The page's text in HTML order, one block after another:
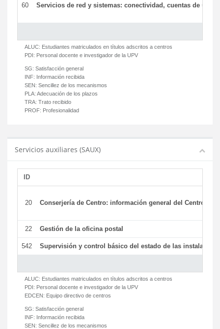
60 Servicios de red y sistemas: conectividad, cuentas de
ALUC: Estudiantes matriculados en títulos adscritos a centros
PDI: Personal docente e investigador de la UPV
SG: Satisfacción general
INF: Información recibida
SEN: Sencillez de los mecanismos
PLA: Adecuación de los plazos
TRA: Trato recibido
PROF: Profesionalidad
Servicios auxiliares (SAUX)
ID
20 Conserjería de Centro: información general del Centro y
22 Gestión de la oficina postal
542 Supervisión y control básico del estado de las
ALUC: Estudiantes matriculados en títulos adscritos a centros
PDI: Personal docente e investigador de la UPV
EDCEN: Equipo directivo de centros
SG: Satisfacción general
INF: Información recibida
SEN: Sencillez de los mecanismos